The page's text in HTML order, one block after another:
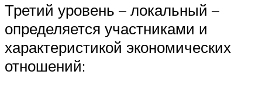
Третий уровень – локальный –
определяется участниками и
характеристикой экономических
отношений: